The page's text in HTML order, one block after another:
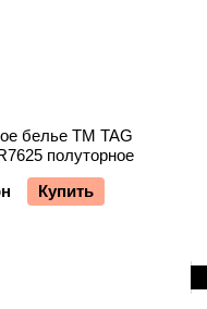
белье TM TAG
полуторное
Купить